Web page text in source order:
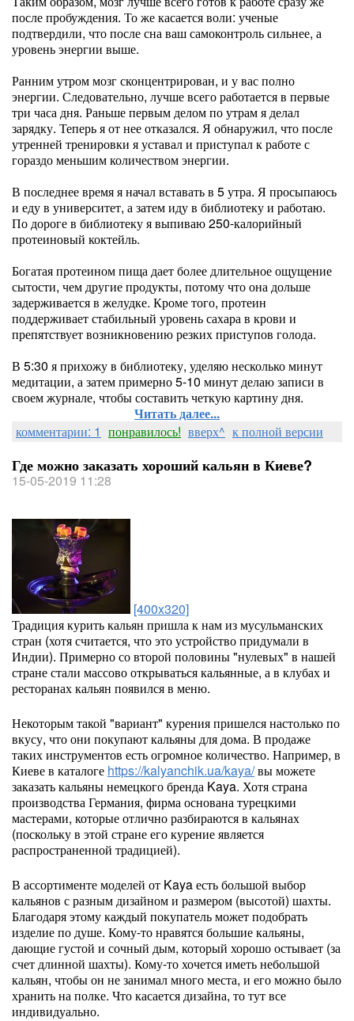
после пробуждения. То же касается воли: ученые
подтвердили, что после сна ваш самоконтроль сильнее, а
уровень энергии выше.
Ранним утром мозг сконцентрирован, и у вас полно
энергии. Следовательно, лучше всего работается в первые
три часа дня. Раньше первым делом по утрам я делал
зарядку. Теперь я от нее отказался. Я обнаружил, что после
утренней тренировки я уставал и приступал к работе с
гораздо меньшим количеством энергии.
В последнее время я начал вставать в 5 утра. Я просыпаюсь
и еду в университет, а затем иду в библиотеку и работаю.
По дороге в библиотеку я выпиваю 250-калорийный
протеиновый коктейль.
Богатая протеином пища дает более длительное ощущение
сытости, чем другие продукты, потому что она дольше
задерживается в желудке. Кроме того, протеин
поддерживает стабильный уровень сахара в крови и
препятствует возникновению резких приступов голода.
В 5:30 я прихожу в библиотеку, уделяю несколько минут
медитации, а затем примерно 5-10 минут делаю записи в
своем журнале, чтобы составить четкую картину дня.
Читать далее...
комментарии: 1 понравилось! вверх^ к полной версии
Где можно заказать хороший кальян в Киеве?
15-05-2019 11:28
[400x320]
Традиция курить кальян пришла к нам из мусульманских
стран (хотя считается, что это устройство придумали в
Индии). Примерно со второй половины "нулевых" в нашей
стране стали массово открываться кальянные, а в клубах и
ресторанах кальян появился в меню.
Некоторым такой "вариант" курения пришелся настолько по
вкусу, что они покупают кальяны для дома. В продаже
таких инструментов есть огромное количество. Например, в
Киеве в каталоге https://kalyanchik.ua/kaya/вы можете
заказать кальяны немецкого бренда Kaya. Хотя страна
производства Германия, фирма основана турецкими
мастерами, которые отлично разбираются в кальянах
(поскольку в этой стране его курение является
распространенной традицией).
В ассортименте моделей от Kaya есть большой выбор
кальянов с разным дизайном и размером (высотой) шахты.
Благодаря этому каждый покупатель может подобрать
изделие по душе. Кому-то нравятся большие кальяны,
дающие густой и сочный дым, который хорошо остывает (за
счет длинной шахты). Кому-то хочется иметь небольшой
кальян, чтобы он не занимал много места, и его можно было
хранить на полке. Что касается дизайна, то тут все
индивидуально.